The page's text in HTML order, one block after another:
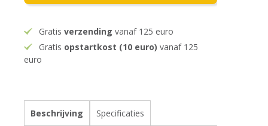
Gratisverzending vanaf 125 euro
Gratis opstartkost (10 euro) vanaf 125
euro
Beschrijving Specificaties